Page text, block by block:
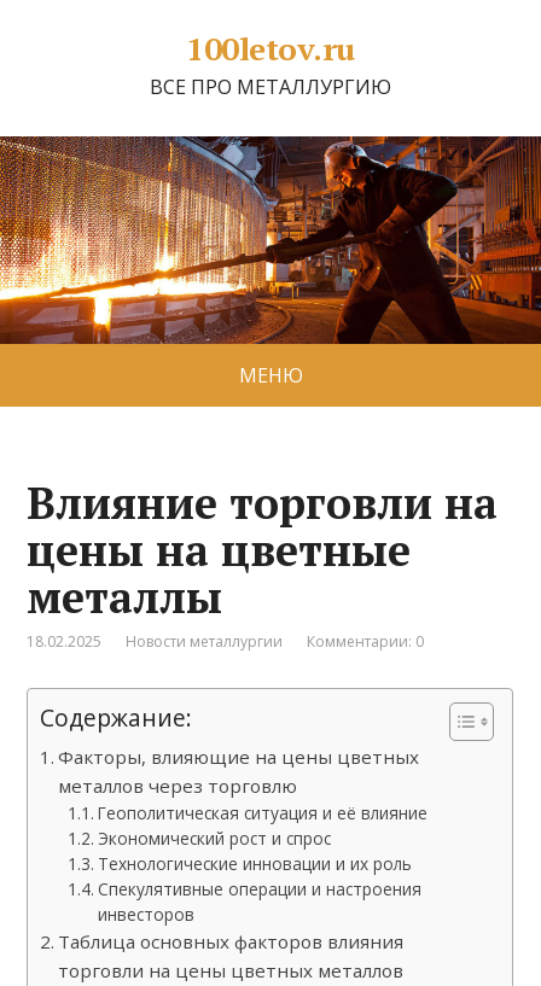
100letov.ru
ВСЕ ПРО МЕТАЛЛУРГИЮ
МЕНЮ
Влияние торговли на
цены на цветные
металлы
18.02.2025 Новости металлургии Комментарии: 0
Содержание:
Факторы, влияющие на цены цветных
металлов через торговлю
Геополитическая ситуация и её влияние
Экономический рост и спрос
Технологические инновации и их роль
Спекулятивные операции и настроения
инвесторов
Таблица основных факторов влияния
торговли на цены цветных металлов